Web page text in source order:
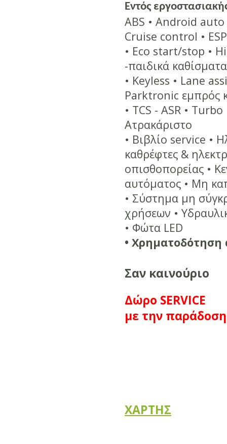
Εντός
ABS • Android auto
Cruise control •
• Eco start/stop •
-παιδικά
• Keyless • Lane
Parktronic εμπρός
• TCS - ASR • Turbo
Ατρακάριστο
• Βιβλίο service •
καθρέφτες &
οπισθοπορείας •
αυτόματος • Μη
• Σύστημα μη
χρήσεων •
• Φώτα LED
• Χρηματοδότηση
Σαν καινούριο
Δώρο SERVICE
με την
ΧΑΡΤΗΣ